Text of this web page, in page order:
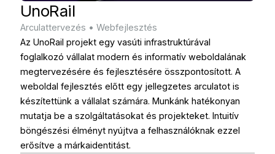
UnoRail
Arculattervezés • Webfejlesztés
Az UnoRail projekt egy vasúti infrastruktúrával
foglalkozó vállalat modern és informatív weboldalának
megtervezésére és fejlesztésére összpontosított. A
weboldal fejlesztés előtt egy jellegzetes arculatot is
készítettünk a vállalat számára. Munkánk hatékonyan
mutatja be a szolgáltatásokat és projekteket. Intuitív
böngészési élményt nyújtva a felhasználóknak ezzel
erősítve a márkaidentitást.